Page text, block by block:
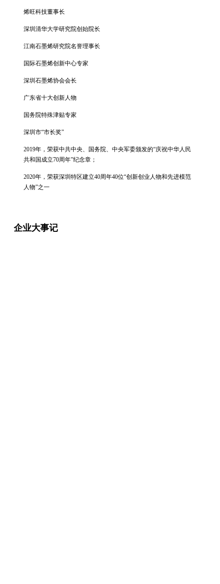
烯旺科技董事长
深圳清华大学研究院创始院长
江南石墨烯研究院名誉理事长
国际石墨烯创新中心专家
深圳石墨烯协会会长
广东省十大创新人物
国务院特殊津贴专家
深圳市“市长奖”
2019年，荣获中共中央、国务院、中央军委颁发的“庆祝中华人民
共和国成立70周年”纪念章；
2020年，荣获深圳特区建立40周年40位“创新创业人物和先进模范
人物”之一
企业大事记